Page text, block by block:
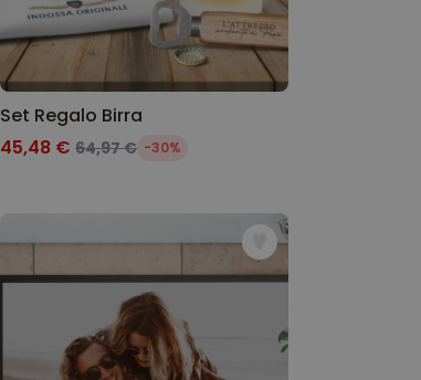
Set Regalo Birra
45,48 € 64,97 € -30%